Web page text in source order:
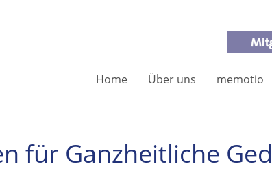
Home Über uns memotio
für Ganzheitliche